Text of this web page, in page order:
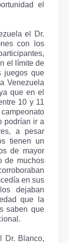
el
el Dr.
con los
el límite de
juegos que
Venezuela
que en el
10 y 11
podrían ir a
a pesar
tienen un
de mayor
de muchos
en sus
dejaban
que la
saben que
Dr. Blanco,